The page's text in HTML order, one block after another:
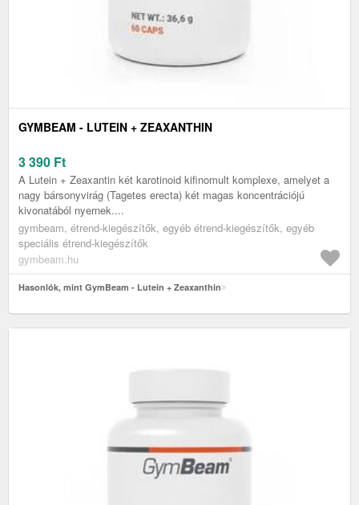
GYMBEAM - LUTEIN + ZEAXANTHIN
3 390 Ft
A Lutein + Zeaxantin két karotinoid kifinomult komplexe, amelyet a
nagy bársonyvirág (Tagetes erecta) két magas koncentrációjú
kivonatából nyernek....
gymbeam, étrend-kiegészítők, egyéb étrend-kiegészítők, egyéb
speciális étrend-kiegészítők
gymbeam.hu
Hasonlók, mint GymBeam - Lutein + Zeaxanthin